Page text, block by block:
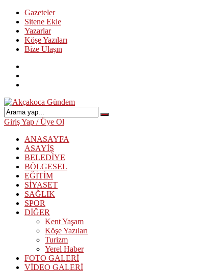
Gazeteler
Sitene Ekle
Yazarlar
Köşe Yazıları
Bize Ulaşın
Giriş Yap / Üye Ol
ANASAYFA
ASAYİŞ
BELEDİYE
BÖLGESEL
EĞİTİM
SİYASET
SAĞLIK
SPOR
DİĞER
Kent Yaşam
Köşe Yazıları
Turizm
Yerel Haber
FOTO GALERİ
VİDEO GALERİ